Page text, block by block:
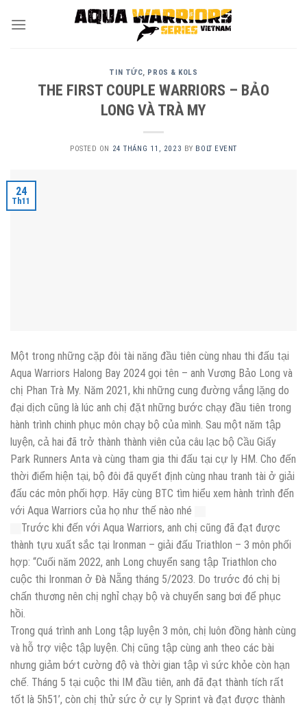
TIN TỨC, PROS & KOLS
THE FIRST COUPLE WARRIORS – BẢO
LONG VÀ TRÀ MY
POSTED ON 24 THÁNG 11, 2023 BY BOLT EVENT
24
Th11
Một trong những cặp đôi tài năng đầu tiên cùng nhau thi đấu tại
Aqua Warriors Halong Bay 2024 gọi tên – anh Vương Bảo Long và
chị Phan Trà My. Năm 2021, khi những cung đường vắng lặng do
đại dịch cũng là lúc anh chị đặt những bước chạy đầu tiên trong
hành trình chinh phục môn chạy bộ của mình. Sau một năm tập
luyện, cả hai đã trở thành thành viên của câu lạc bộ Cầu Giấy
Park Runners Anta và cùng tham gia thi đấu tại cự ly HM. Cho đến
thời điểm hiện tại, bộ đôi đã quyết định cùng nhau tranh tài ở giải
đấu các môn phối hợp. Hãy cùng BTC tìm hiểu xem hành trình đến
với Aqua Warriors của họ như thế nào nhé
Trước khi đến với Aqua Warriors, anh chị cũng đã đạt được
thành tựu xuất sắc tại Ironman – giải đấu Triathlon – 3 môn phối
hợp: “Cuối năm 2022, anh Long chuyển sang tập Triathlon cho
cuộc thi Ironman ở Đà Nẵng tháng 5/2023. Do trước đó chị bị
chấn thương nên chị nghỉ chạy bộ và chuyển sang bơi để phục
hồi.
Trong quá trình anh Long tập luyện 3 môn, chị luôn đồng hành cùng
và hỗ trợ việc tập luyện. Chị cũng tập cùng anh theo các bài
nhưng giảm bớt cường độ và thời gian tập vì sức khỏe còn hạn
chế. Tháng 5 tại cuộc thi IM đầu tiên, anh đã đạt thành tích rất
tốt là 5h51’, còn chị thử sức ở cự ly Sprint và đạt được thành